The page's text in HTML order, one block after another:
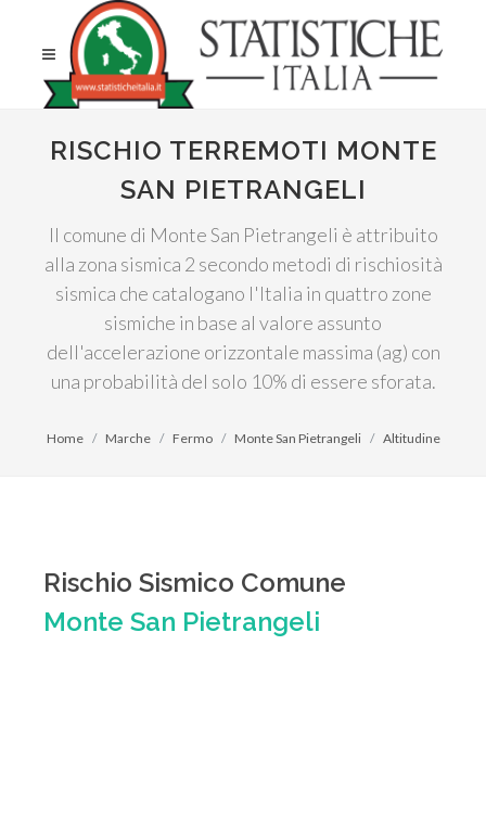
RISCHIO TERREMOTI MONTE
SAN PIETRANGELI
Il comune di Monte San Pietrangeli è attribuito
alla zona sismica 2 secondo metodi di rischiosità
sismica che catalogano l'Italia in quattro zone
sismiche in base al valore assunto
dell'accelerazione orizzontale massima (ag) con
una probabilità del solo 10% di essere sforata.
Home Marche Fermo Monte San Pietrangeli Altitudine
Rischio Sismico Comune
Monte San Pietrangeli